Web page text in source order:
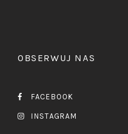
OBSERWUJ NAS
FACEBOOK
INSTAGRAM